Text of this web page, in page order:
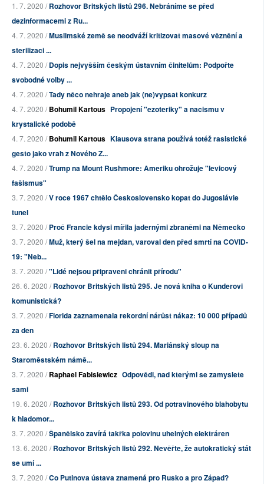
1. 7. 2020 /Rozhovor Britských listů 296. Nebráníme se před
dezinformacemi z Ru...
4. 7. 2020 /Muslimské země se neodváží kritizovat masové věznění a
sterilizaci ...
4. 7. 2020 /Dopis nejvyšším českým ústavním činitelům: Podpořte
svobodné volby ...
4. 7. 2020 /Tady něco nehraje aneb jak (ne)vypsat konkurz
4. 7. 2020 /Bohumil Kartous Propojení "ezoteriky" a nacismu v
krystalické podobě
4. 7. 2020 /Bohumil Kartous Klausova strana používá totéž rasistické
gesto jako vrah z Nového Z...
4. 7. 2020 /Trump na Mount Rushmore: Ameriku ohrožuje "levicový
fašismus"
3. 7. 2020 /V roce 1967 chtělo Československo kopat do Jugoslávie
tunel
3. 7. 2020 /Proč Francie kdysi mířila jadernými zbraněmi na Německo
3. 7. 2020 /Muž, který šel na mejdan, varoval den před smrtí na COVID-
19: "Neb...
3. 7. 2020 /"Lidé nejsou připraveni chránit přírodu"
26. 6. 2020 /Rozhovor Britských listů 295. Je nová kniha o Kunderovi
komunistická?
3. 7. 2020 /Florida zaznamenala rekordní nárůst nákaz: 10 000 případů
za den
23. 6. 2020 /Rozhovor Britských listů 294. Mariánský sloup na
Staroměstském námě...
3. 7. 2020 /Raphael Fabisiewicz Odpovědi, nad kterými se zamyslete
sami
19. 6. 2020 /Rozhovor Britských listů 293. Od potravinového blahobytu
k hladomor...
3. 7. 2020 /Španělsko zavírá takřka polovinu uhelných elektráren
13. 6. 2020 /Rozhovor Britských listů 292. Nevěřte, že autokratický stát
se umí ...
3. 7. 2020 /Co Putinova ústava znamená pro Rusko a pro Západ?